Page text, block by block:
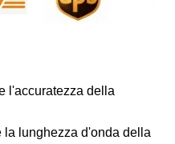
l'accuratezza della
la lunghezza d'onda della